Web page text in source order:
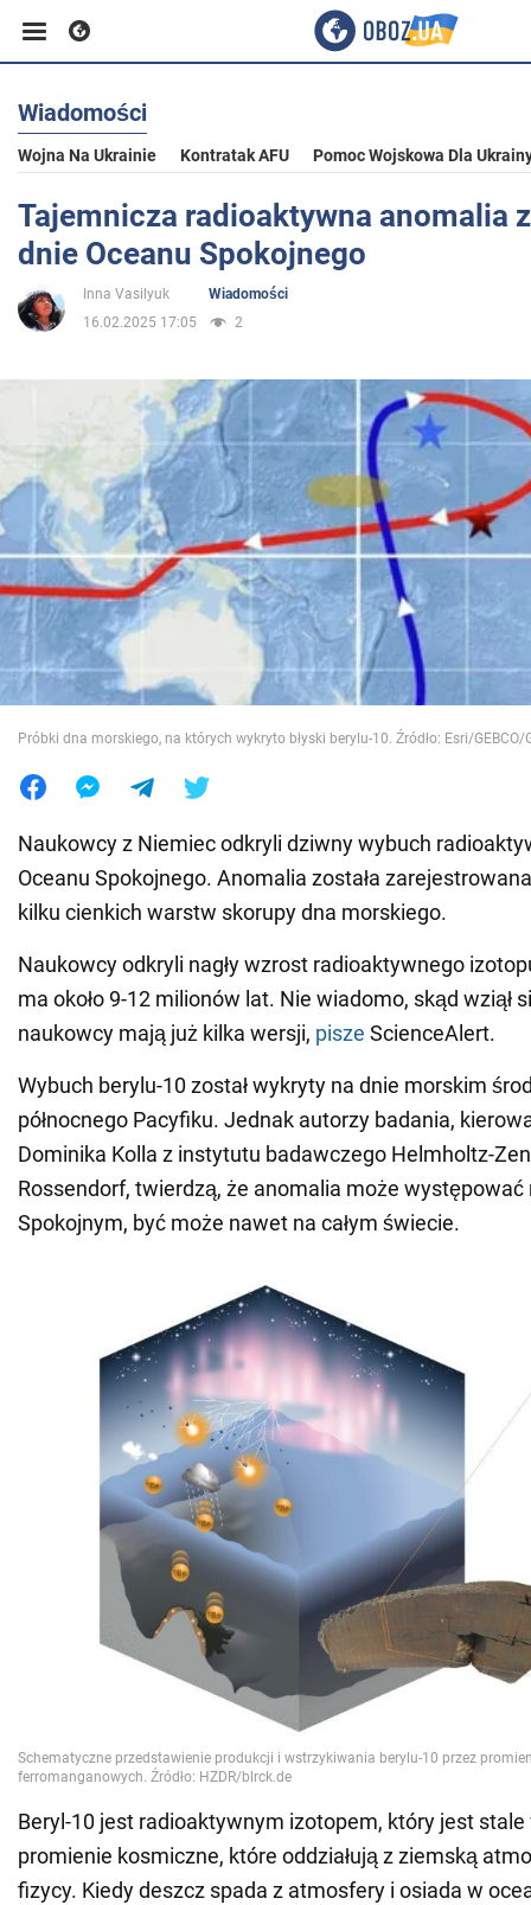
Biznes
Sport
Polityka
Społeczeństwo
Wojna na Ukrainie
Świat
Jedzenie
Wiadomości
Wojna Na Ukrainie Kontratak AFU Pomoc Wojskowa Dla
Tajemnicza radioaktywna anomalia
dnie Oceanu Spokojnego
Inna Vasilyuk
Wiadomości
16.02.2025 17:05
2
Próbki dna morskiego, na których wykryto błyski berylu-10. Źródło: Esri/
Naukowcy z Niemiec odkryli dziwny wybuch
Oceanu Spokojnego. Anomalia została
kilku cienkich warstw skorupy dna morskiego.
Naukowcy odkryli nagły wzrost radioaktywnego
ma około 9-12 milionów lat. Nie wiadomo, skąd wziął
naukowcy mają już kilka wersji, pisze ScienceAlert.
Wybuch berylu-10 został wykryty na dnie morskim
północnego Pacyfiku. Jednak autorzy badania,
Dominika Kolla z instytutu badawczego Helmholtz-
Rossendorf, twierdzą, że anomalia może występować
Spokojnym, być może nawet na całym świecie.
Beryl-10 jest radioaktywnym izotopem, który jest
promienie kosmiczne, które oddziałują z ziemską
fizycy. Kiedy deszcz spada z atmosfery i osiada w